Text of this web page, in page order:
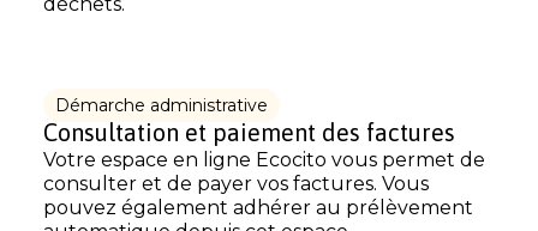
Démarche administrative
Consultation et paiement des factures
Votre espace en ligne Ecocito vous permet de
consulter et de payer vos factures. Vous
pouvez également adhérer au prélèvement